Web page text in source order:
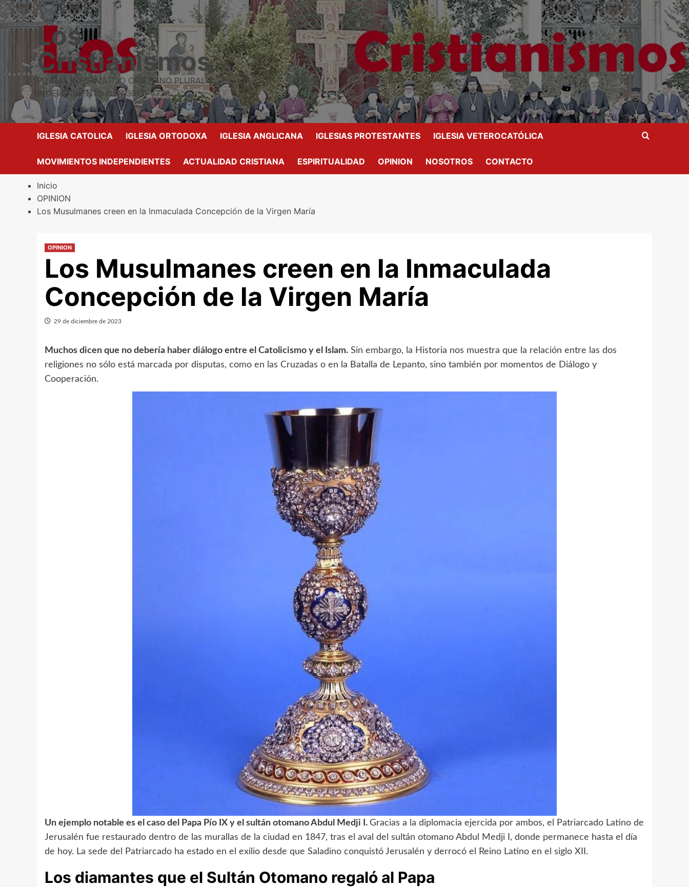
Saltar
al
contenido Los
Cristianismos
PORTAL INFORMATIVO CRISTIANO PLURAL E
INDEPENDIENTE ISSN 3020-4739
IGLESIA CATOLICA IGLESIA ORTODOXA IGLESIA ANGLICANA IGLESIAS PROTESTANTES IGLESIA VETEROCATÓLICA
MOVIMIENTOS INDEPENDIENTES ACTUALIDAD CRISTIANA ESPIRITUALIDAD OPINION NOSOTROS CONTACTO
Inicio
OPINION
Los Musulmanes creen en la Inmaculada Concepción de la Virgen María
OPINION
Los Musulmanes creen en la Inmaculada
Concepción de la Virgen María
29 de diciembre de 2023
Muchos dicen que no debería haber diálogo entre el Catolicismo y el Islam. Sin embargo, la Historia nos muestra que la relación entre las dos
religiones no sólo está marcada por disputas, como en las Cruzadas o en la Batalla de Lepanto, sino también por momentos de Diálogo y
Cooperación.
Un ejemplo notable es el caso del Papa Pío IX y el sultán otomano Abdul Medji I. Gracias a la diplomacia ejercida por ambos, el Patriarcado Latino de
Jerusalén fue restaurado dentro de las murallas de la ciudad en 1847, tras el aval del sultán otomano Abdul Medji I, donde permanece hasta el día
de hoy. La sede del Patriarcado ha estado en el exilio desde que Saladino conquistó Jerusalén y derrocó el Reino Latino en el siglo XII.
Los diamantes que el Sultán Otomano regaló al Papa